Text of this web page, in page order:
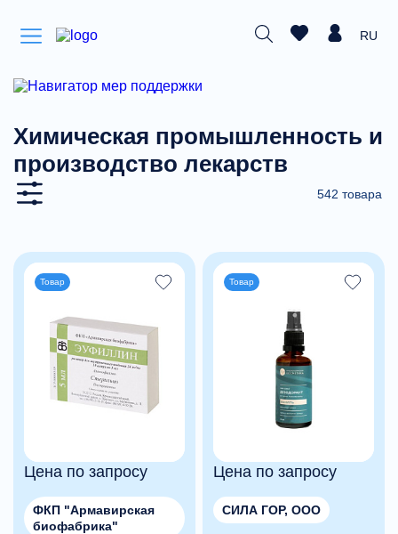
RU
Химическая промышленность и
производство лекарств
542 товара
Товар
Цена по запросу
ФКП "Армавирская
биофабрика"
Товар
Цена по запросу
СИЛА ГОР, ООО